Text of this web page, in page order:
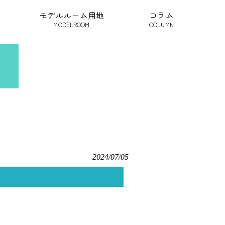
モデルルーム用地
MODELROOM
コラム
COLUMN
2024/07/05